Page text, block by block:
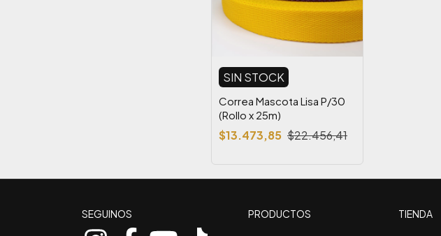
SIN STOCK
Correa Mascota Lisa P/30
(Rollo x 25m)
$13.473,85 $22.456,41
SEGUINOS PRODUCTOS TIENDA